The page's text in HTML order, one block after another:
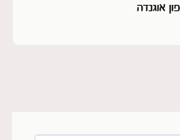
אוגנדה